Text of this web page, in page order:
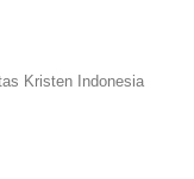
Kristen Indonesia